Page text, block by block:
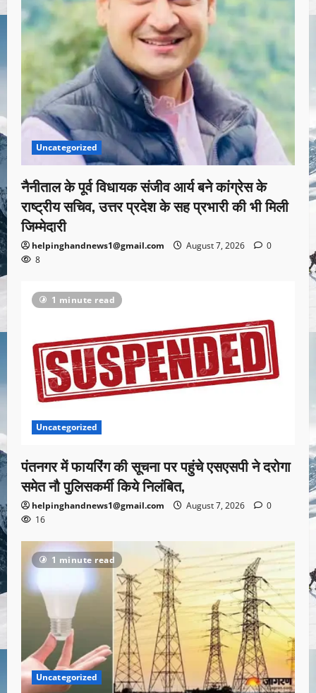
Uncategorized
नैनीताल के पूर्व विधायक संजीव आर्य बने कांग्रेस के
राष्ट्रीय सचिव, उत्तर प्रदेश के सह प्रभारी की भी मिली
जिम्मेदारी
helpinghandnews1@gmail.com August 7, 2026
0
8
1 minute read
Uncategorized
पंतनगर में फायरिंग की सूचना पर पहुंचे एसएसपी ने दरोगा
समेत नौ पुलिसकर्मी किये निलंबित,
helpinghandnews1@gmail.com August 7, 2026
0
16
1 minute read
Uncategorized